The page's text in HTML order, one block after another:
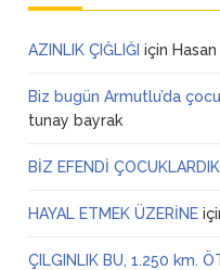
AZINLIK ÇIĞLIĞI için
Biz bugün Armutlu’da
tunay bayrak
BİZ EFENDİ ÇOCUKLARDIK
HAYAL ETMEK ÜZERİNE
ÇILGINLIK BU, 1.250 km.